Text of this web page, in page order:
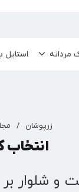
مردانه استایل
زرپوشان /
انتخاب
و شلوار